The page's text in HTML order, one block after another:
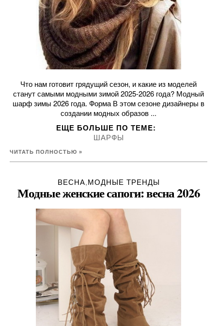
Что нам готовит грядущий сезон, и какие из моделей
станут самыми модными зимой 2025-2026 года? Модный
шарф зимы 2026 года. Форма В этом сезоне дизайнеры в
создании модных образов ...
ЕЩЕ БОЛЬШЕ ПО ТЕМE:
ШАРФЫ
ЧИТАТЬ ПОЛНОСТЬЮ »
ВЕСНА,МОДНЫЕ ТРЕНДЫ
Модные женские сапоги: весна 2026